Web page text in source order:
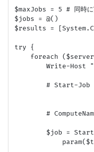
$maxJobs = 5 # 同時に
$jobs = @()
$results =
try {
foreach
Write-Host
# Start-Job
#
$job =